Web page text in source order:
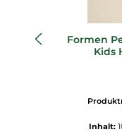
Formen
Kids
Inhalt: